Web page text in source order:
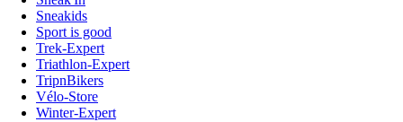
Sneakids
Sport is good
Trek-Expert
Triathlon-Expert
TripnBikers
Vélo-Store
Winter-Expert